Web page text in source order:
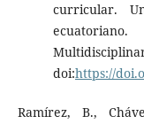
curricular.
doi:https://
Ramírez, B.,